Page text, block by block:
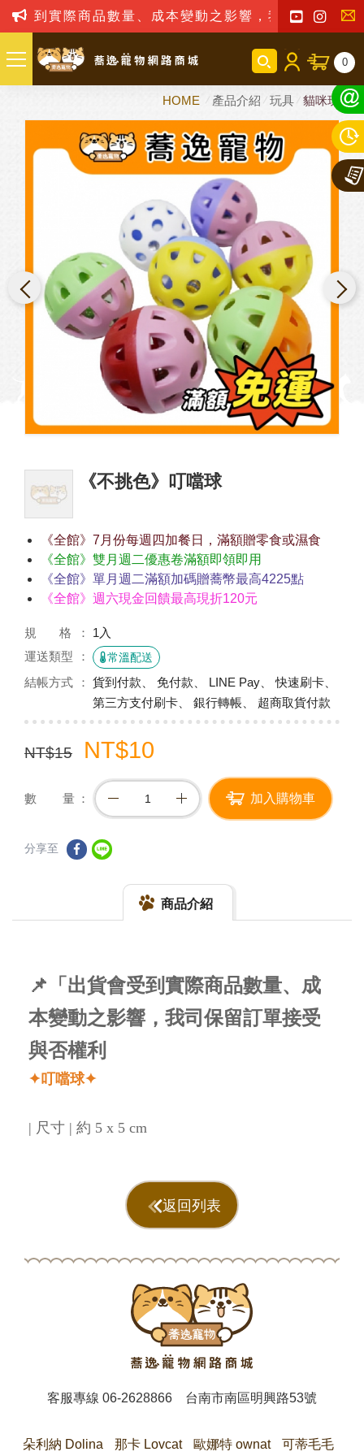
受到實際商品數量、成本變動之影響，我司保留訂單接
聯
我
們
0
HOME 產品介紹 玩具 貓咪玩具
《不挑色》叮噹球
《全館》7月份每週四加餐日，滿額贈零食或濕食
《全館》雙月週二優惠卷滿額即領即用
《全館》單月週二滿額加碼贈蕎幣最高4225點
《全館》週六現金回饋最高現折120元
規 格
1入
運送類型
常溫配送
結帳方式
貨到付款、 免付款、 LINE Pay、 快速刷卡、
第三方支付刷卡、 銀行轉帳、 超商取貨付款
NT$15 NT$10
數 量 加入購物車
分享至
商品介紹
📌「出貨會受到實際商品數量、成
本變動之影響，我司保留訂單接受
與否權利
✦叮噹球✦
| 尺寸 | 約 5 x 5 cm
返回列表
客服專線06-2628866 台南市南區明興路53號
朵利納 Dolina 那卡 Lovcat 歐娜特 ownat 可蒂毛毛